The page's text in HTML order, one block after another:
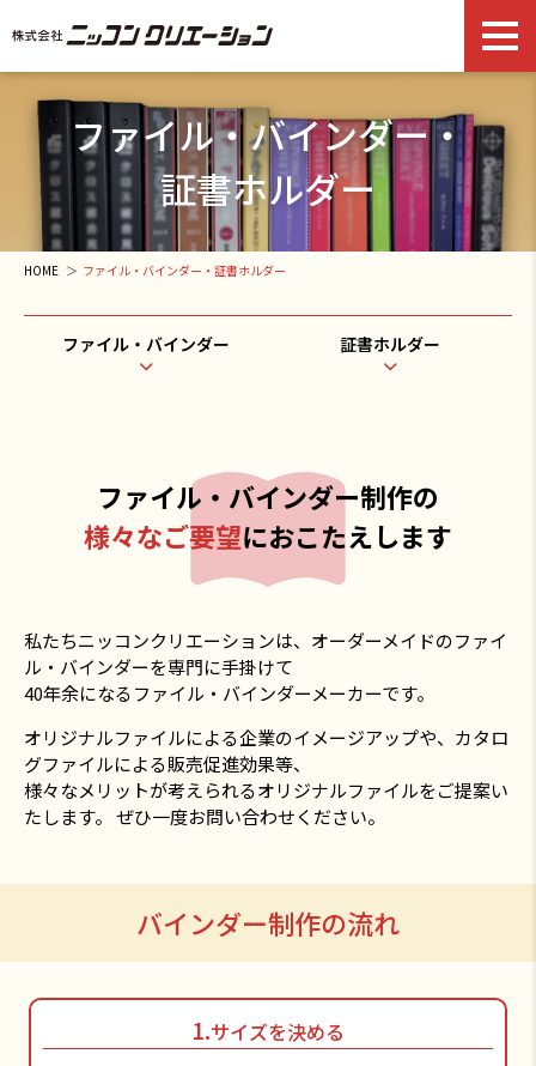
ファイル・バインダー・
証書ホルダー
HOME ファイル・バインダー・証書ホルダー
ファイル・バインダー 証書ホルダー
ファイル・バインダー制作の
様々なご要望におこたえします
私たちニッコンクリエーションは、オーダーメイドのファイ
ル・バインダーを専門に手掛けて
40年余になるファイル・バインダーメーカーです。
オリジナルファイルによる企業のイメージアップや、カタロ
グファイルによる販売促進効果等、
様々なメリットが考えられるオリジナルファイルをご提案い
たします。 ぜひ一度お問い合わせください。
バインダー制作の流れ
1.サイズを決める